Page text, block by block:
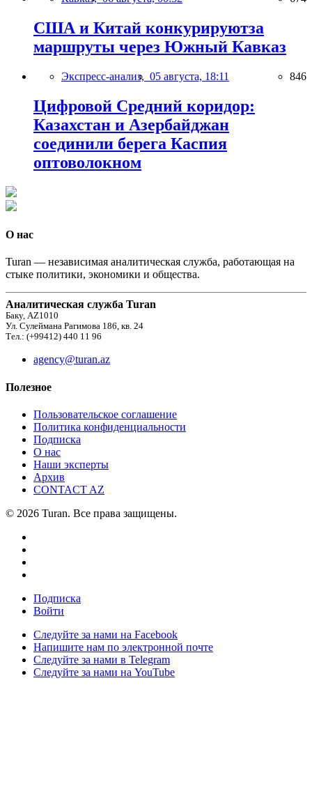
США и Китай конкурируютза
маршруты через Южный Кавказ
Экспресс-анализ, 05 августа, 18:11 846
Цифровой Средний коридор:
Казахстан и Азербайджан
соединили берега Каспия
оптоволокном
О нас
Turan — независимая аналитическая служба, работающая на
стыке политики, экономики и общества.
Аналитическая служба Turan
Баку, AZ1010
Ул. Сулеймана Рагимова 186, кв. 24
Тел.: (+99412) 440 11 96
agency@turan.az
Полезное
Пользовательское соглашение
Политика конфиденциальности
Подписка
О нас
Наши эксперты
Архив
CONTACT AZ
© 2026 Turan. Все права защищены.
Подписка
Войти
Следуйте за нами на Facebook
Напишите нам по электронной почте
Следуйте за нами в Telegram
Следуйте за нами на YouTube